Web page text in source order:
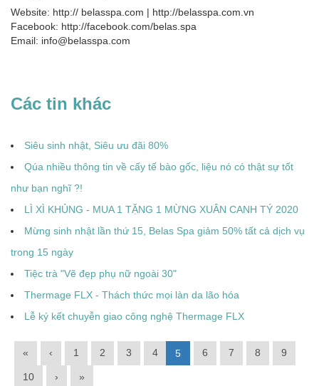
Website: http:// belasspa.com | http://belasspa.com.vn
Facebook: http://facebook.com/belas.spa
Email: info@belasspa.com
Các tin khác
Siêu sinh nhật, Siêu ưu đãi 80%
Qúa nhiều thông tin về cấy tế bào gốc, liệu nó có thật sự tốt
như bạn nghĩ ?!
LÌ XÌ KHỦNG - MUA 1 TẶNG 1 MỪNG XUÂN CANH TÝ 2020
Mừng sinh nhật lần thứ 15, Belas Spa giảm 50% tất cả dịch vụ
trong 15 ngày
Tiệc trà "Vẽ đẹp phụ nữ ngoài 30"
Thermage FLX - Thách thức mọi làn da lão hóa
Lễ ký kết chuyễn giao công nghệ Thermage FLX
« ‹ 1 2 3 4 5 6 7 8 9
10 › »